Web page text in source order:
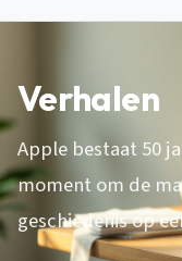
Verhalen
Apple bestaat 50
moment om de
geschiedenis op